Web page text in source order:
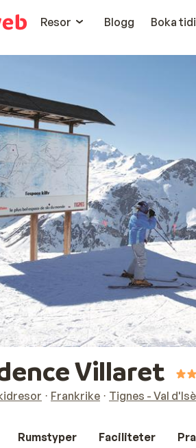
Resor
Blogg Boka
Villaret
Frankrike Tignes - Val
Rumstyper Faciliteter